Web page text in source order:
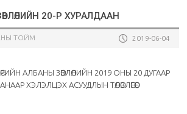
20-Р ХУРАЛДААН
ТОЙМ 2019-06-04
АЛБАНЫ ЗӨВЛӨЛИЙН 2019 ОНЫ 20 ДУГААР
ХЭЛЭЛЦЭХ АСУУДЛЫН ТӨЛӨВЛӨГӨӨ